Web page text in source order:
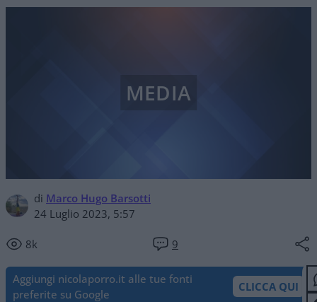
di Marco Hugo Barsotti
24 Luglio 2023, 5:57
8k 9
MEDIA
Aggiungi nicolaporro.it alle tue fonti
preferite su Google
CLICCA QUI